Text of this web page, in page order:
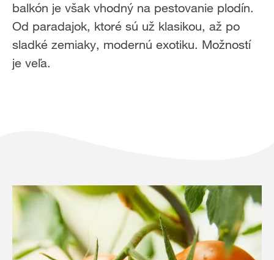
Kde kúpiť
balkón je však vhodný na pestovanie plodín.
Od paradajok, ktoré sú už klasikou, až po
sladké zemiaky, modernú exotiku. Možností
je veľa.